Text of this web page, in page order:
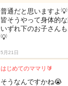
普通だと思いますよ💡
皆そうやって身体的
いずれ下のお子さん
💡
5月21日
はじめてのママリ🔰
そうなんですかね😭